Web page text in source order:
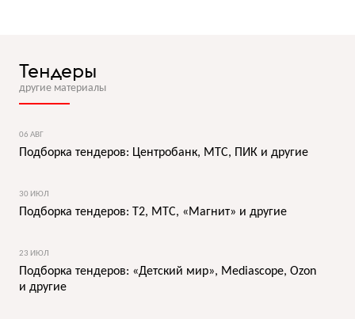
Тендеры
другие материалы
06 АВГ
Подборка тендеров: Центробанк, МТС, ПИК и другие
30 ИЮЛ
Подборка тендеров: T2, МТС, «Магнит» и другие
23 ИЮЛ
Подборка тендеров: «Детский мир», Mediascope, Ozon
и другие